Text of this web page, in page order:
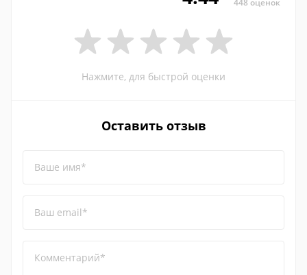
Нажмите, для быстрой оценки
Оставить отзыв
Ваше имя*
Ваш email*
Комментарий*